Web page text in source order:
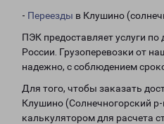
- Переезды в Клушино
ПЭК предоставляет услуги по
России. Грузоперевозки от
надежно, с соблюдением
Для того, чтобы заказать
Клушино (Солнечногорский р-
калькулятором для расчета